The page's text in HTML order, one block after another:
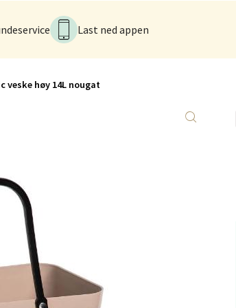
Last ned appen
veske høy 14L nougat
og Sandnes - Kilden Senter
16, 4016 Stavanger
10-20
1, 4313 Sandnes
10-21
- Thon Senter Lagunen
1, 5239 Bergen